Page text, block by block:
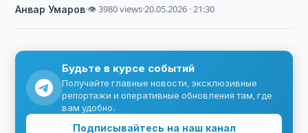
Анвар Умаров·👁 3980 views·20.05.2026 · 21:30
Будьте в курсе событий
Получайте главные новости, эксклюзивные
репортажи и оперативные обновления там, где
вам удобно.
Подписывайтесь на наш канал